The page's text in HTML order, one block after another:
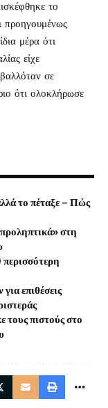
το
προηγουμένως
μέρα ότι
είχε
σε
ότι ολοκλήρωσε
το πέταξε – Πώς
στη
επιθέσεις
πιστούς στο